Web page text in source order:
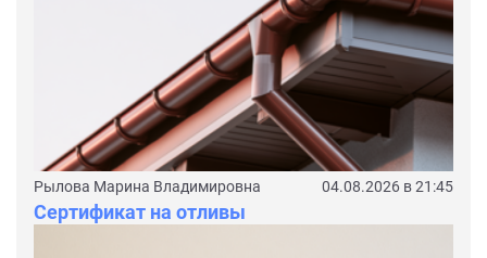
Рылова Марина Владимировна 04.08.2026 в 21:45
Сертификат на отливы